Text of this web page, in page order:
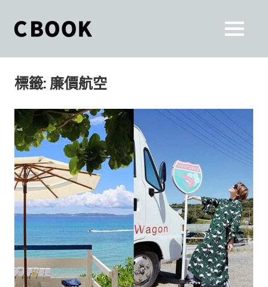
content
和
你
一
起
活
出
自
己
的
World.」
是
一
本
最
貼
近
你/
妳
生
雜
誌。
最
MENU
標籤: 廉價航空